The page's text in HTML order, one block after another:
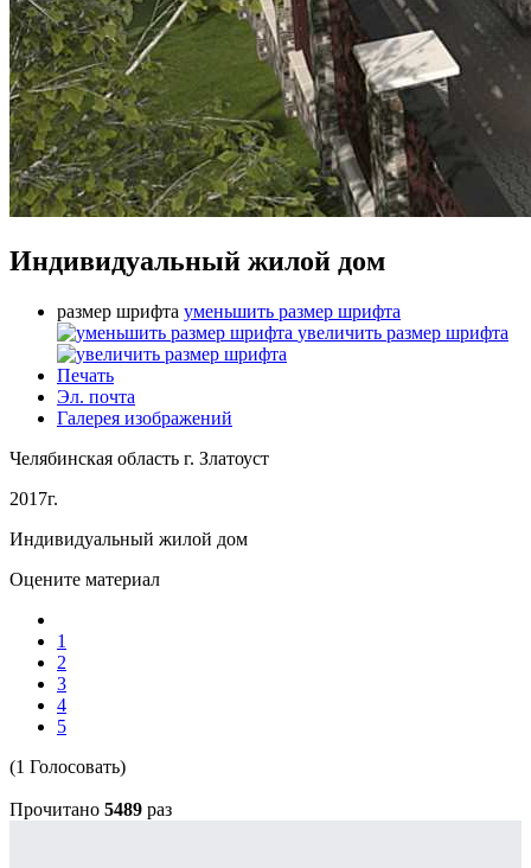
Индивидуальный жилой дом
размер шрифта уменьшить размер шрифта
увеличить размер шрифта
Печать
Эл. почта
Галерея изображений
Челябинская область г. Златоуст
2017г.
Индивидуальный жилой дом
Оцените материал
1
2
3
4
5
(1 Голосовать)
Прочитано 5489 раз